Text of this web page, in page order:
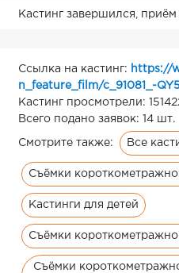
Кастинг завершился, приём
Ссылка на кастинг: https://
n_feature_film/c_91081_-
Кастинг просмотрели:
Всего подано заявок: 14 шт.
Смотрите также: Все
Съёмки
Кастинги для детей
Съёмки
Съёмки